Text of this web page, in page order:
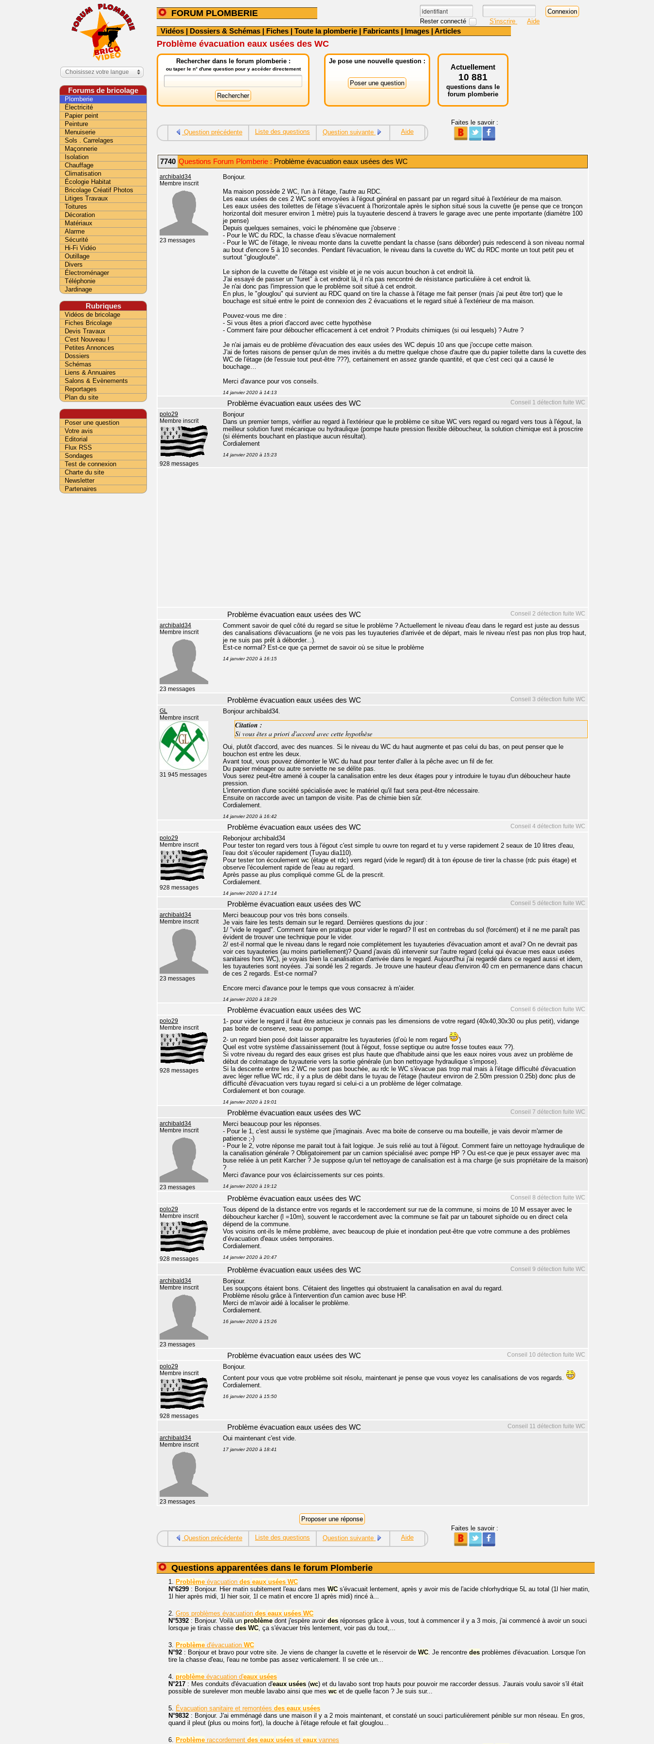
FORUM PLOMBERIE
Rester connecté S'inscrire Aide
Vidéos | Dossiers & Schémas | Fiches | Toute la plomberie | Fabricants | Images | Articles
Problème évacuation eaux usées des WC
Rechercher dans le forum plomberie :
ou taper le n° d'une question pour y accéder directement
Je pose une nouvelle question :
Actuellement
10 881
questions dans le
forum plomberie
Question précédente Liste des questions Question suivante Aide
Faites le savoir :
7740 Questions Forum Plomberie : Problème évacuation eaux usées des WC
archibald34
Membre inscrit
23 messages
Bonjour.
Ma maison possède 2 WC, l'un à l'étage, l'autre au RDC.
Les eaux usées de ces 2 WC sont envoyées à l'égout général en passant par un regard situé à l'extérieur de ma maison.
Les eaux usées des toilettes de l'étage s'évacuent à l'horizontale après le siphon situé sous la cuvette (je pense que ce tronçon
horizontal doit mesurer environ 1 mètre) puis la tuyauterie descend à travers le garage avec une pente importante (diamètre 100
je pense)
Depuis quelques semaines, voici le phénomène que j'observe :
- Pour le WC du RDC, la chasse d'eau s'évacue normalement
- Pour le WC de l'étage, le niveau monte dans la cuvette pendant la chasse (sans déborder) puis redescend à son niveau normal
au bout d'encore 5 à 10 secondes. Pendant l'évacuation, le niveau dans la cuvette du WC du RDC monte un tout petit peu et
surtout "glougloute".
Le siphon de la cuvette de l'étage est visible et je ne vois aucun bouchon à cet endroit là.
J'ai essayé de passer un "furet" à cet endroit là, il n'a pas rencontré de résistance particulière à cet endroit là.
Je n'ai donc pas l'impression que le problème soit situé à cet endroit.
En plus, le "glouglou" qui survient au RDC quand on tire la chasse à l'étage me fait penser (mais j'ai peut être tort) que le
bouchage est situé entre le point de connexion des 2 évacuations et le regard situé à l'extérieur de ma maison.
Pouvez-vous me dire :
- Si vous êtes a priori d'accord avec cette hypothèse
- Comment faire pour déboucher efficacement à cet endroit ? Produits chimiques (si oui lesquels) ? Autre ?
Je n'ai jamais eu de problème d'évacuation des eaux usées des WC depuis 10 ans que j'occupe cette maison.
J'ai de fortes raisons de penser qu'un de mes invités a du mettre quelque chose d'autre que du papier toilette dans la cuvette des
WC de l'étage (de l'essuie tout peut-être ???), certainement en assez grande quantité, et que c'est ceci qui a causé le
bouchage…
Merci d'avance pour vos conseils.
14 janvier 2020 à 14:13
Conseil 1 détection fuite WC
Problème évacuation eaux usées des WC
polo29
Membre inscrit
928 messages
Bonjour
Dans un premier temps, vérifier au regard à l'extérieur que le problème ce situe WC vers regard ou regard vers tous à l'égout, la
meilleur solution furet mécanique ou hydraulique (pompe haute pression flexible déboucheur, la solution chimique est à proscrire
(si éléments bouchant en plastique aucun résultat).
Cordialement
14 janvier 2020 à 15:23
Conseil 2 détection fuite WC
Problème évacuation eaux usées des WC
archibald34
Membre inscrit
23 messages
Comment savoir de quel côté du regard se situe le problème ? Actuellement le niveau d'eau dans le regard est juste au dessus
des canalisations d'évacuations (je ne vois pas les tuyauteries d'arrivée et de départ, mais le niveau n'est pas non plus trop haut,
je ne suis pas prêt à déborder...).
Est-ce normal? Est-ce que ça permet de savoir où se situe le problème
14 janvier 2020 à 16:15
Conseil 3 détection fuite WC
Problème évacuation eaux usées des WC
GL
Membre inscrit
31 945 messages
Bonjour archibald34.
Citation :
Si vous êtes a priori d'accord avec cette hypothèse
Oui, plutôt d'accord, avec des nuances. Si le niveau du WC du haut augmente et pas celui du bas, on peut penser que le
bouchon est entre les deux.
Avant tout, vous pouvez démonter le WC du haut pour tenter d'aller à la pêche avec un fil de fer.
Du papier ménager ou autre serviette ne se délite pas.
Vous serez peut-être amené à couper la canalisation entre les deux étages pour y introduire le tuyau d'un déboucheur haute
pression.
L'intervention d'une société spécialisée avec le matériel qu'il faut sera peut-être nécessaire.
Ensuite on raccorde avec un tampon de visite. Pas de chimie bien sûr.
Cordialement.
14 janvier 2020 à 16:42
Conseil 4 détection fuite WC
Problème évacuation eaux usées des WC
polo29
Membre inscrit
928 messages
Rebonjour archibald34
Pour tester ton regard vers tous à l'égout c'est simple tu ouvre ton regard et tu y verse rapidement 2 seaux de 10 litres d'eau,
l'eau doit s'écouler rapidement (Tuyau dia110).
Pour tester ton écoulement wc (étage et rdc) vers regard (vide le regard) dit à ton épouse de tirer la chasse (rdc puis étage) et
observe l'écoulement rapide de l'eau au regard.
Après passe au plus compliqué comme GL de la prescrit.
Cordialement.
14 janvier 2020 à 17:14
Conseil 5 détection fuite WC
Problème évacuation eaux usées des WC
archibald34
Membre inscrit
23 messages
Merci beaucoup pour vos très bons conseils.
Je vais faire les tests demain sur le regard. Dernières questions du jour :
1/ "vide le regard". Comment faire en pratique pour vider le regard? Il est en contrebas du sol (forcément) et il ne me paraît pas
évident de trouver une technique pour le vider.
2/ est-il normal que le niveau dans le regard noie complètement les tuyauteries d'évacuation amont et aval? On ne devrait pas
voir ces tuyauteries (au moins partiellement)? Quand j'avais dû intervenir sur l'autre regard (celui qui évacue mes eaux usées
sanitaires hors WC), je voyais bien la canalisation d'arrivée dans le regard. Aujourd'hui j'ai regardé dans ce regard aussi et idem,
les tuyauteries sont noyées. J'ai sondé les 2 regards. Je trouve une hauteur d'eau d'environ 40 cm en permanence dans chacun
de ces 2 regards. Est-ce normal?
Encore merci d'avance pour le temps que vous consacrez à m'aider.
14 janvier 2020 à 18:29
Conseil 6 détection fuite WC
Problème évacuation eaux usées des WC
polo29
Membre inscrit
928 messages
1- pour vider le regard il faut être astucieux je connais pas les dimensions de votre regard (40x40,30x30 ou plus petit), vidange
pas boite de conserve, seau ou pompe.
2- un regard bien posé doit laisser apparaitre les tuyauteries (d’où le nom regard
)
Quel est votre système d'assainissement (tout à l'égout, fosse septique ou autre fosse toutes eaux ??).
Si votre niveau du regard des eaux grises est plus haute que d'habitude ainsi que les eaux noires vous avez un problème de
début de colmatage de tuyauterie vers la sortie générale (un bon nettoyage hydraulique s'impose).
Si la descente entre les 2 WC ne sont pas bouchée, au rdc le WC s'évacue pas trop mal mais à l'étage difficulté d'évacuation
avec léger reflue WC rdc, il y a plus de débit dans le tuyau de l'étage (hauteur environ de 2.50m pression 0.25b) donc plus de
difficulté d'évacuation vers tuyau regard si celui-ci a un problème de léger colmatage.
Cordialement et bon courage.
14 janvier 2020 à 19:01
Conseil 7 détection fuite WC
Problème évacuation eaux usées des WC
archibald34
Membre inscrit
23 messages
Merci beaucoup pour les réponses.
- Pour le 1, c'est aussi le système que j'imaginais. Avec ma boite de conserve ou ma bouteille, je vais devoir m'armer de
patience ;-)
- Pour le 2, votre réponse me parait tout à fait logique. Je suis relié au tout à l'égout. Comment faire un nettoyage hydraulique de
la canalisation générale ? Obligatoirement par un camion spécialisé avec pompe HP ? Ou est-ce que je peux essayer avec ma
buse reliée à un petit Karcher ? Je suppose qu'un tel nettoyage de canalisation est à ma charge (je suis propriétaire de la maison)
?
Merci d'avance pour vos éclaircissements sur ces points.
14 janvier 2020 à 19:12
Conseil 8 détection fuite WC
Problème évacuation eaux usées des WC
polo29
Membre inscrit
928 messages
Tous dépend de la distance entre vos regards et le raccordement sur rue de la commune, si moins de 10 M essayer avec le
déboucheur karcher (l =10m), souvent le raccordement avec la commune se fait par un tabouret siphoïde ou en direct cela
dépend de la commune.
Vos voisins ont-ils le même problème, avec beaucoup de pluie et inondation peut-être que votre commune a des problèmes
d’évacuation d'eaux usées temporaires.
Cordialement.
14 janvier 2020 à 20:47
Conseil 9 détection fuite WC
Problème évacuation eaux usées des WC
archibald34
Membre inscrit
23 messages
Bonjour.
Les soupçons étaient bons. C'étaient des lingettes qui obstruaient la canalisation en aval du regard.
Problème résolu grâce à l'intervention d'un camion avec buse HP.
Merci de m'avoir aidé à localiser le problème.
Cordialement.
16 janvier 2020 à 15:26
Conseil 10 détection fuite WC
Problème évacuation eaux usées des WC
polo29
Membre inscrit
928 messages
Bonjour.
Content pour vous que votre problème soit résolu, maintenant je pense que vous voyez les canalisations de vos regards.
Cordialement.
16 janvier 2020 à 15:50
Conseil 11 détection fuite WC
Problème évacuation eaux usées des WC
archibald34
Membre inscrit
23 messages
Oui maintenant c'est vide.
17 janvier 2020 à 18:41
Question précédente Liste des questions Question suivante Aide
Faites le savoir :
Questions apparentées dans le forum Plomberie
1. Problème évacuation des eaux usées WC
N°6299 : Bonjour. Hier matin subitement l'eau dans mes WC s'évacuait lentement, après y avoir mis de l'acide chlorhydrique 5L au total (1l hier matin,
1l hier après midi, 1l hier soir, 1l ce matin et encore 1l après midi) rincé à...
2. Gros problèmes évacuation des eaux usées WC
N°5392 : Bonjour. Voilà un problème dont j'espère avoir des réponses grâce à vous, tout à commencer il y a 3 mois, j'ai commencé à avoir un souci
lorsque je tirais chasse des WC, ça s'évacuer très lentement, voir pas du tout,...
3. Problème d'évacuation WC
N°92 : Bonjour et bravo pour votre site. Je viens de changer la cuvette et le réservoir de WC. Je rencontre des problèmes d'évacuation. Lorsque l'on
tire la chasse d'eau, l'eau ne tombe pas assez verticalement. Il se crée un...
4. problème évacuation d'eaux usées
N°217 : Mes conduits d'évacuation d'eaux usées (wc) et du lavabo sont trop hauts pour pouvoir me raccorder dessus. J'aurais voulu savoir s'il était
possible de surelever mon meuble lavabo ainsi que mes wc et de quelle facon ? Je suis sur...
5. Évacuation sanitaire et remontées des eaux usées
N°9832 : Bonjour. J'ai emménagé dans une maison il y a 2 mois maintenant, et constaté un souci particulièrement pénible sur mon réseau. En gros,
quand il pleut (plus ou moins fort), la douche à l'étage refoule et fait glouglou...
6. Problème raccordement des eaux usées et eaux vannes
Choisissez votre langue
Forums de bricolage
Plomberie
Électricité
Papier peint
Peinture
Menuiserie
Sols . Carrelages
Maçonnerie
Isolation
Chauffage
Climatisation
Écologie Habitat
Bricolage Créatif Photos
Litiges Travaux
Toitures
Décoration
Matériaux
Alarme
Sécurité
Hi-Fi Vidéo
Outillage
Divers
Électroménager
Téléphonie
Jardinage
Rubriques
Vidéos de bricolage
Fiches Bricolage
Devis Travaux
C'est Nouveau !
Petites Annonces
Dossiers
Schémas
Liens & Annuaires
Salons & Evènements
Reportages
Plan du site
Poser une question
Votre avis
Editorial
Flux RSS
Sondages
Test de connexion
Charte du site
Newsletter
Partenaires